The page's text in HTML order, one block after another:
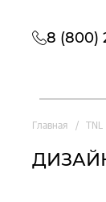
8 (800)
Главная